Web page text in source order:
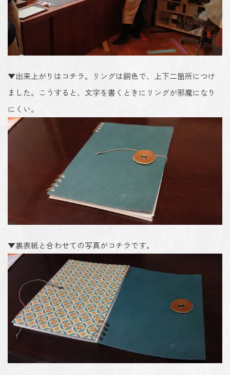
▼出来上がりはコチラ。リングは銅色で、上下二箇所につけ
ました。こうすると、文字を書くときにリングが邪魔になり
にくい。
▼裏表紙と合わせての写真がコチラです。